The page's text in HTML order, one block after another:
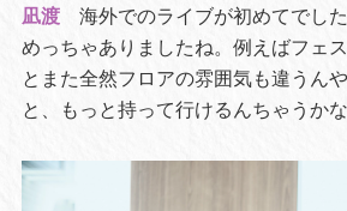
凪渡
海外でのライブが初めてでし
めっちゃありましたね。例えばフェ
とまた全然フロアの雰囲気も違うん
と、もっと持って行けるんちゃうかな